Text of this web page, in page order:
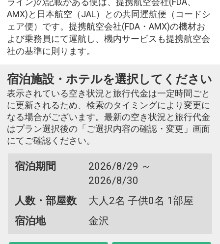
AMX)と日本航空（JAL）との共同運航便（コードシ
ェア便）です。提携航空会社(FDA・AMX)の機材お
よび乗務員にて運航し、機内サービスも提携航空会
社の基準に則ります。
宿泊施設・ホテルを選択してください
表示されている空き状況と旅行代金は一定時間ごと
に更新されるため、検索のタイミングにより変更に
なる場合がございます。最新の空き状況と旅行代金
はプラン選択後の「ご選択内容の確認・変更」画面
にてご確認ください。
宿泊期間
2026/8/29 ～
2026/8/30
人数・部屋数
大人2名 子供0名 1部屋
宿泊地
金沢